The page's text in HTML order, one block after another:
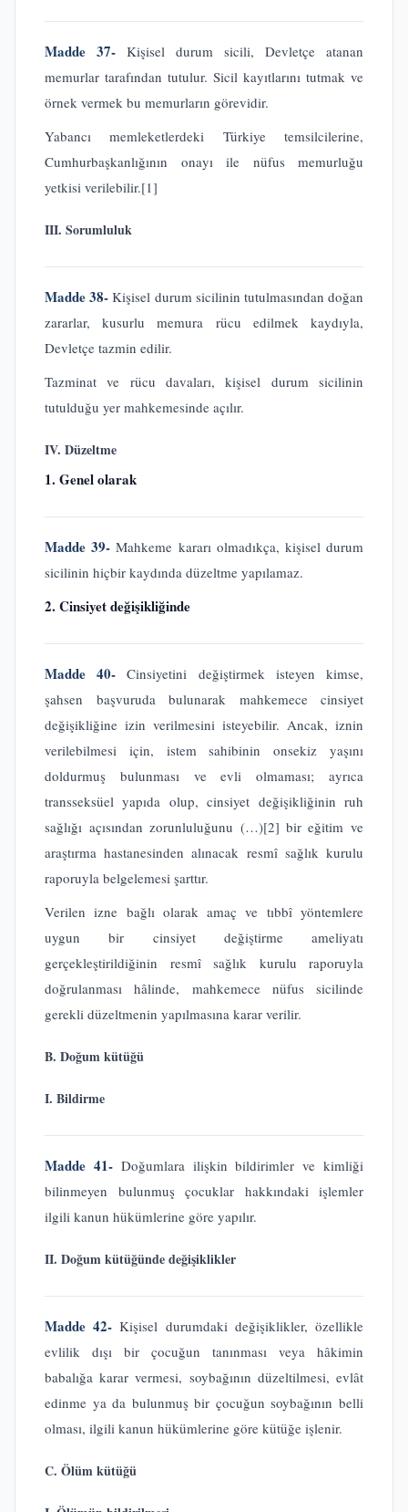
Madde 37- Kişisel durum sicili, Devletçe atanan
memurlar tarafından tutulur. Sicil kayıtlarını tutmak ve
örnek vermek bu memurların görevidir.
Yabancı memleketlerdeki Türkiye temsilcilerine,
Cumhurbaşkanlığının onayı ile nüfus memurluğu
yetkisi verilebilir.[1]
III. Sorumluluk
Madde 38- Kişisel durum sicilinin tutulmasından doğan
zararlar, kusurlu memura rücu edilmek kaydıyla,
Devletçe tazmin edilir.
Tazminat ve rücu davaları, kişisel durum sicilinin
tutulduğu yer mahkemesinde açılır.
IV. Düzeltme
1. Genel olarak
Madde 39- Mahkeme kararı olmadıkça, kişisel durum
sicilinin hiçbir kaydında düzeltme yapılamaz.
2. Cinsiyet değişikliğinde
Madde 40- Cinsiyetini değiştirmek isteyen kimse,
şahsen başvuruda bulunarak mahkemece cinsiyet
değişikliğine izin verilmesini isteyebilir. Ancak, iznin
verilebilmesi için, istem sahibinin onsekiz yaşını
doldurmuş bulunması ve evli olmaması; ayrıca
transseksüel yapıda olup, cinsiyet değişikliğinin ruh
sağlığı açısından zorunluluğunu (…)[2] bir eğitim ve
araştırma hastanesinden alınacak resmî sağlık kurulu
raporuyla belgelemesi şarttır.
Verilen izne bağlı olarak amaç ve tıbbî yöntemlere
uygun bir cinsiyet değiştirme ameliyatı
gerçekleştirildiğinin resmî sağlık kurulu raporuyla
doğrulanması hâlinde, mahkemece nüfus sicilinde
gerekli düzeltmenin yapılmasına karar verilir.
B. Doğum kütüğü
I. Bildirme
Madde 41-Doğumlara ilişkin bildirimler ve kimliği
bilinmeyen bulunmuş çocuklar hakkındaki işlemler
ilgili kanun hükümlerine göre yapılır.
II. Doğum kütüğünde değişiklikler
Madde 42- Kişisel durumdaki değişiklikler, özellikle
evlilik dışı bir çocuğun tanınması veya hâkimin
babalığa karar vermesi, soybağının düzeltilmesi, evlât
edinme ya da bulunmuş bir çocuğun soybağının belli
olması, ilgili kanun hükümlerine göre kütüğe işlenir.
C. Ölüm kütüğü